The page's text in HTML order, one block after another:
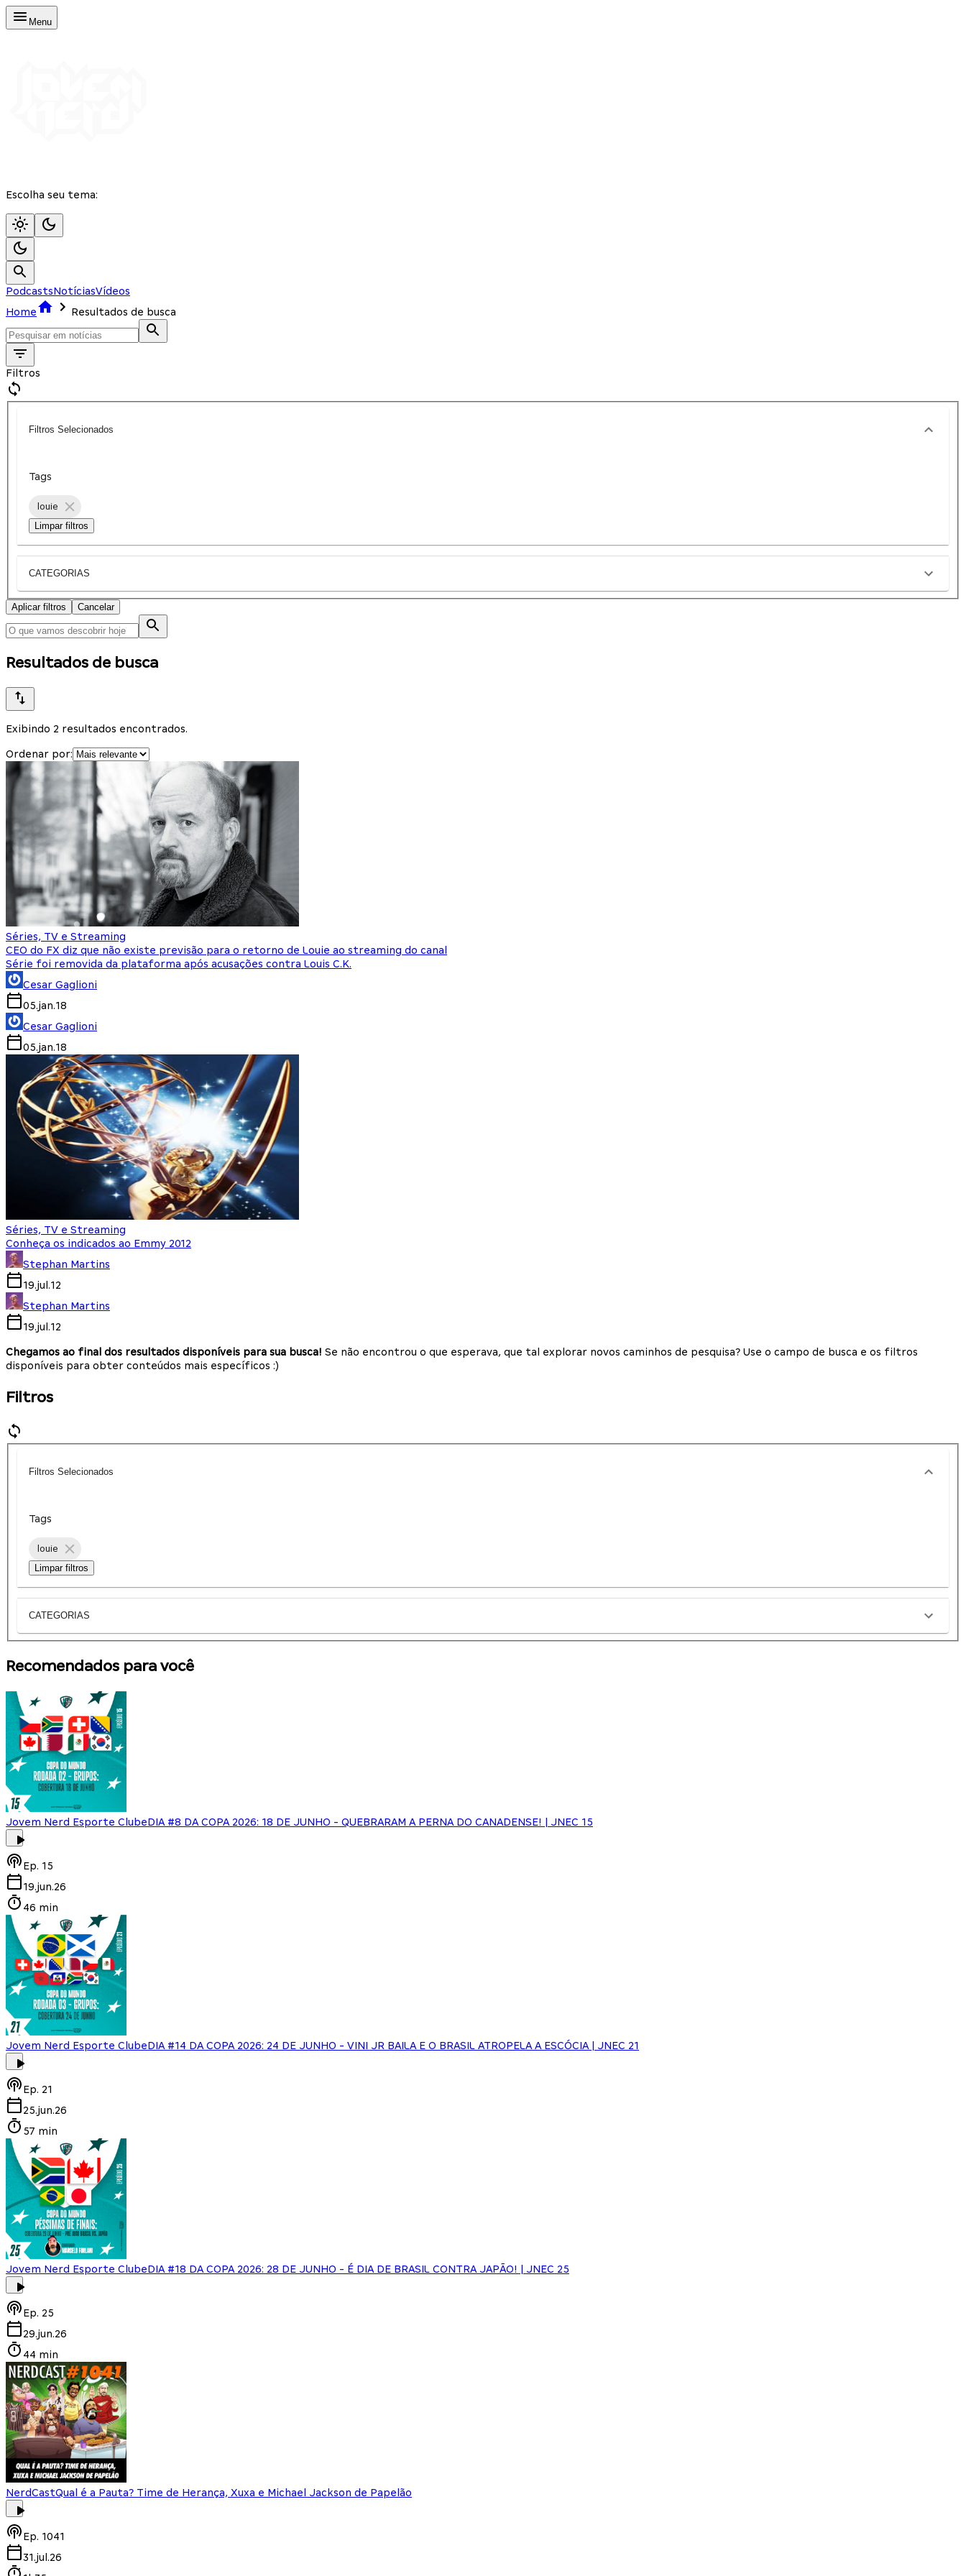
Menu
Escolha seu tema:
PodcastsNotíciasVídeos
Home
Resultados de busca
Filtros
Filtros Selecionados
Tags
louie
Limpar filtros
CATEGORIAS
Aplicar filtros Cancelar
Resultados de busca
Exibindo 2 resultados encontrados.
Ordenar por:
Séries, TV e Streaming
CEO do FX diz que não existe previsão para o retorno de Louie ao streaming do canal
Série foi removida da plataforma após acusações contra Louis C.K.
Cesar Gaglioni
05.jan.18
Cesar Gaglioni
05.jan.18
Séries, TV e Streaming
Conheça os indicados ao Emmy 2012
Stephan Martins
19.jul.12
Stephan Martins
19.jul.12
Chegamos ao final dos resultados disponíveis para sua busca! Se não encontrou o que esperava, que tal explorar novos caminhos de pesquisa? Use o campo de busca e os filtros
disponíveis para obter conteúdos mais específicos :)
Filtros
Filtros Selecionados
Tags
louie
Limpar filtros
CATEGORIAS
Recomendados para você
Jovem Nerd Esporte ClubeDIA #8 DA COPA 2026: 18 DE JUNHO - QUEBRARAM A PERNA DO CANADENSE! | JNEC 15
Ep. 15
19.jun.26
46 min
Jovem Nerd Esporte ClubeDIA #14 DA COPA 2026: 24 DE JUNHO - VINI JR BAILA E O BRASIL ATROPELA A ESCÓCIA | JNEC 21
Ep. 21
25.jun.26
57 min
Jovem Nerd Esporte ClubeDIA #18 DA COPA 2026: 28 DE JUNHO - É DIA DE BRASIL CONTRA JAPÃO! | JNEC 25
Ep. 25
29.jun.26
44 min
NerdCastQual é a Pauta? Time de Herança, Xuxa e Michael Jackson de Papelão
Ep. 1041
31.jul.26